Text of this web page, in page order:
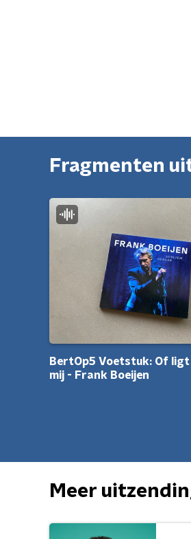
Fragmenten
BertOp5 Voetstuk: Of
mij - Frank Boeijen
Meer